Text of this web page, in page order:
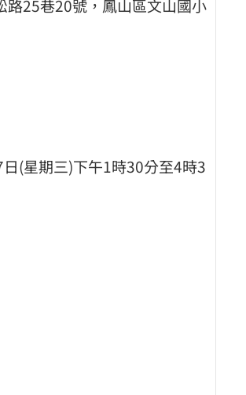
路25巷20號，鳳山區文山國小
(星期三)下午1時30分至4時3